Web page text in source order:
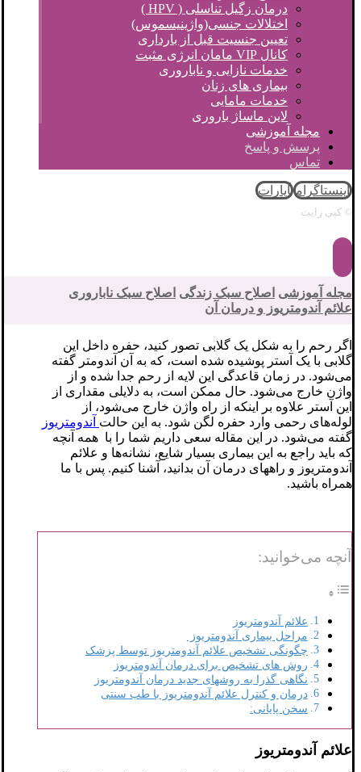
درمان زگیل تناسلی ( HPV )
اختلالات جنسی(واژینیسموس)
تعیین جنسیت قبل از بارداری
کانال VIP مامان انرژی مثبت
خدمات نازایی و ناباروری
بیماری های زنان
خدمات مامایی
لاین ماساژ باروری
مجله آموزشی
پرسش و پاسخ
تماس
اینستاگرام آپارات
© کپی رایت
مجله آموزشی اصلاح سبک زندگی اصلاح سبک ناباروری
علائم آندومتریوز و درمان آن
اگر رحم را به شکل یک گلابی تصور کنید، حفره داخل این
گلابی با یک آستر پوشیده شده است، که به آن آندومتر گفته
می‌شود. در زمان قاعدگی این لایه از رحم جدا شده و از
واژن خارج می‌شود. حال ممکن است، به دلایلی مقداری از
این آستر علاوه بر اینکه از راه واژن خارج می‌شود، از
لوله‌های رحمی وارد حفره لگن شود. به این حالت آندومتریوز
گفته می‌شود. در این مقاله سعی داریم شما را با همه آنچه
که باید راجع به این بیماری بسیار شایع، نشانه‌ها و علائم
آندومتریوز و راههای درمان آن بدانید، آشنا کنیم. پس با ما
همراه باشید.
آنچه می‌خوانید:
علائم آندومتریوز
مراحل بیماری آندومتریوز
چگونگی تشخیص علائم آندومتریوز توسط پزشک
روش های تشخیص برای درمان آندومتریوز
نگاهی گذرا به روشهای جدید درمان آندومتریوز
درمان و کنترل علائم آندومتریوز با طب سنتی
سخن پایانی:
علائم آندومتریوز